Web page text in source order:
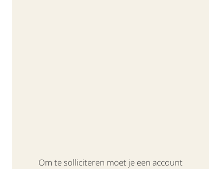
Om te solliciteren moet je een account